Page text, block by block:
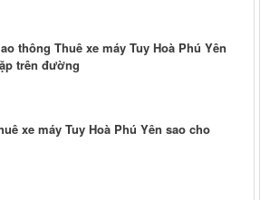
thông Thuê xe máy Tuy Hoà Phú Yên
trên đường
xe máy Tuy Hoà Phú Yên sao cho